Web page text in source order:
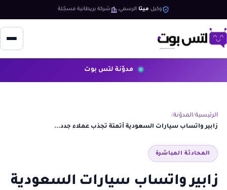
وكيل ميتا الرسمي شركة بريطانية مسجّلة
مدوّنة لتس بوت
الرئيسية المدوّنة
زابير واتساب سيارات السعودية أتمتة تجذب عملاء جدد...
المحادثة المباشرة
زابير واتساب سيارات السعودية